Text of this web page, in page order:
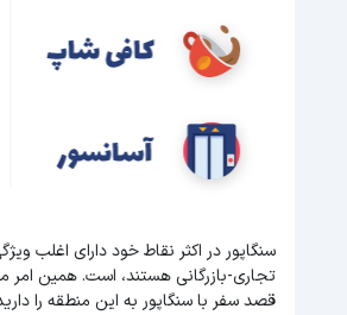
سنگاپور در اکثر نقاط خود دارای اغلب
تجاری-بازرگانی هستند، است. همین امر
قصد سفر با سنگاپور به این منطقه را